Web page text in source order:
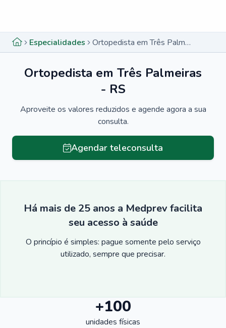
Especialidades Ortopedista em Três Palmeiras - RS
Ortopedista em Três Palmeiras
- RS
Aproveite os valores reduzidos e agende agora a sua
consulta.
Agendar teleconsulta
Há mais de 25 anos a Medprev facilita
seu acesso à saúde
O princípio é simples: pague somente pelo serviço
utilizado, sempre que precisar.
+100
unidades físicas